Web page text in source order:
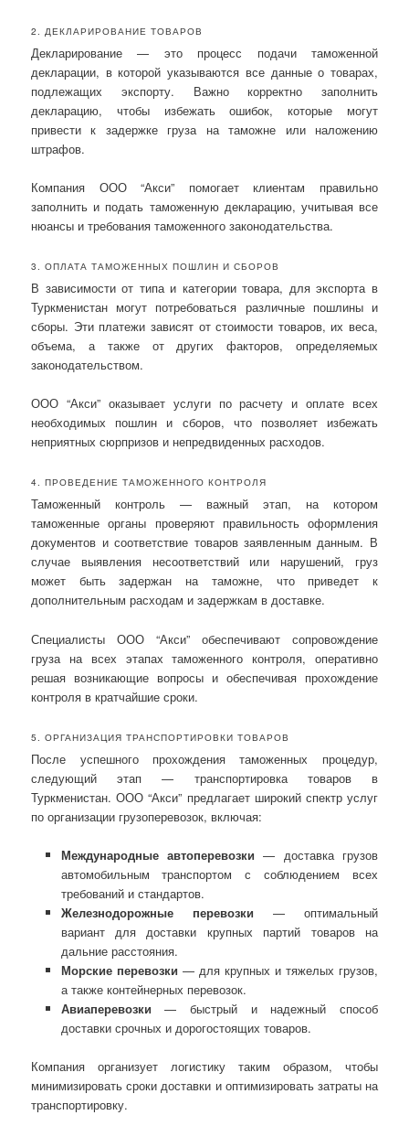
2. ДЕКЛАРИРОВАНИЕ ТОВАРОВ
Декларирование — это процесс подачи таможенной
декларации, в которой указываются все данные о товарах,
подлежащих экспорту. Важно корректно заполнить
декларацию, чтобы избежать ошибок, которые могут
привести к задержке груза на таможне или наложению
штрафов.
Компания ООО “Акси” помогает клиентам правильно
заполнить и подать таможенную декларацию, учитывая все
нюансы и требования таможенного законодательства.
3. ОПЛАТА ТАМОЖЕННЫХ ПОШЛИН И СБОРОВ
В зависимости от типа и категории товара, для экспорта в
Туркменистан могут потребоваться различные пошлины и
сборы. Эти платежи зависят от стоимости товаров, их веса,
объема, а также от других факторов, определяемых
законодательством.
ООО “Акси” оказывает услуги по расчету и оплате всех
необходимых пошлин и сборов, что позволяет избежать
неприятных сюрпризов и непредвиденных расходов.
4. ПРОВЕДЕНИЕ ТАМОЖЕННОГО КОНТРОЛЯ
Таможенный контроль — важный этап, на котором
таможенные органы проверяют правильность оформления
документов и соответствие товаров заявленным данным. В
случае выявления несоответствий или нарушений, груз
может быть задержан на таможне, что приведет к
дополнительным расходам и задержкам в доставке.
Специалисты ООО “Акси” обеспечивают сопровождение
груза на всех этапах таможенного контроля, оперативно
решая возникающие вопросы и обеспечивая прохождение
контроля в кратчайшие сроки.
5. ОРГАНИЗАЦИЯ ТРАНСПОРТИРОВКИ ТОВАРОВ
После успешного прохождения таможенных процедур,
следующий этап — транспортировка товаров в
Туркменистан. ООО “Акси” предлагает широкий спектр услуг
по организации грузоперевозок, включая:
Международные автоперевозки — доставка грузов
автомобильным транспортом с соблюдением всех
требований и стандартов.
Железнодорожные перевозки — оптимальный
вариант для доставки крупных партий товаров на
дальние расстояния.
Морские перевозки — для крупных и тяжелых грузов,
а также контейнерных перевозок.
Авиаперевозки — быстрый и надежный способ
доставки срочных и дорогостоящих товаров.
Компания организует логистику таким образом, чтобы
минимизировать сроки доставки и оптимизировать затраты на
транспортировку.